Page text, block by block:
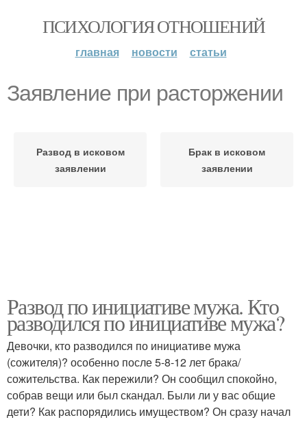
ПСИХОЛОГИЯ ОТНОШЕНИЙ
главная новости статьи
Заявление при расторжении
Развод в исковом
заявлении
Брак в исковом
заявлении
Развод по инициативе мужа. Кто
разводился по инициативе мужа?
Девочки, кто разводился по инициативе мужа
(сожителя)? особенно после 5-8-12 лет брака/
сожительства. Как пережили? Он сообщил спокойно,
собрав вещи или был скандал. Были ли у вас общие
дети? Как распорядились имуществом? Он сразу начал